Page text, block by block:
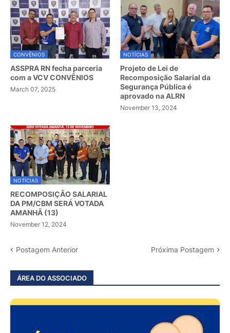
CONVÊNIOS
ASSPRA RN fecha parceria
com a VCV CONVÊNIOS
March 07, 2025
NOTÍCIAS
Projeto de Lei de
Recomposição Salarial da
Segurança Pública é
aprovado na ALRN
November 13, 2024
NOTÍCIAS
RECOMPOSIÇÃO SALARIAL
DA PM/CBM SERÁ VOTADA
AMANHÃ (13)
November 12, 2024
Postagem Anterior Próxima Postagem
ÁREA DO ASSOCIADO